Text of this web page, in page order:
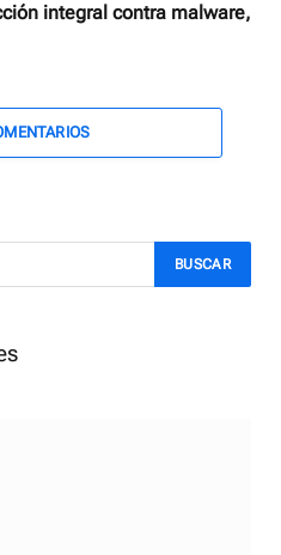
integral contra malware,